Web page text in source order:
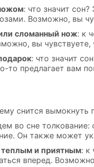
: что значит
Возможно, вы
сломанный нож: к
вы
: что значит
то предлагает вам
снится вымокнуть
во сне толкование:
Он также может
и приятным: к
вперед.